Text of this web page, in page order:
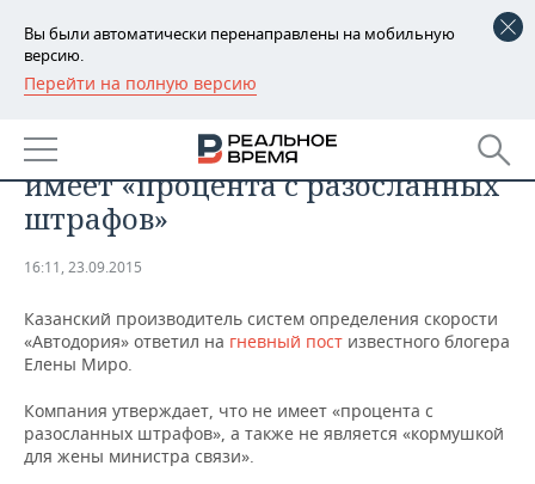
Вы были автоматически перенаправлены на мобильную
версию.
Перейти на полную версию
РЕГИОНЫ
БАШКОРТОСТАН
ТАТАРСТАН
НОВОСТИ
АНАЛИТИКА
КОРОЛИ ГОСЗАКАЗА ПФО
ВУЗЫ ТАТАРСТАНА
КОМУ ПРИНАДЛЕЖАТ
ФИНАНСЫ
БАНКИ
БЮДЖЕТ
НОВОСТИ
ПРОМЫШЛЕННОСТИ
АГРОПРОМ
НЕДВИЖИМОСТЬ
НОВОСТИ НЕДВИЖИМОСТИ
АВТО
НОВОСТИ АВТО
БИЗНЕС
ответила Елене Миро, что не
имеет «процента с разосланных
штрафов»
16:11, 23.09.2015
Казанский производитель систем определения скорости
«Автодория» ответил на гневный пост известного блогера
Елены Миро.
Компания утверждает, что не имеет «процента с
разосланных штрафов», а также не является «кормушкой
для жены министра связи».